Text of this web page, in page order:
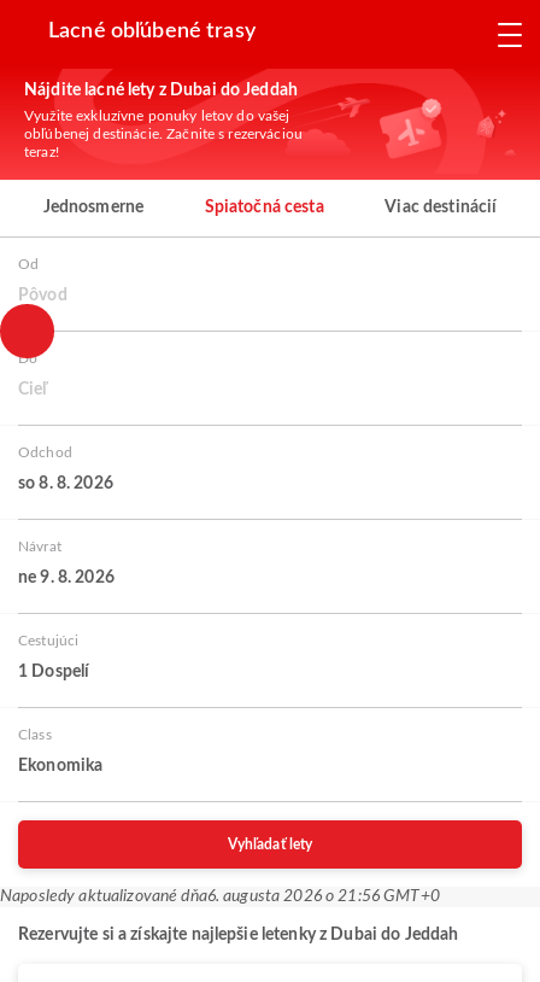
Lacné obľúbené trasy
Nájdite lacné lety z Dubai do Jeddah
Využite exkluzívne ponuky letov do vašej
obľúbenej destinácie. Začnite s rezerváciou
teraz!
Jednosmerne Spiatočná cesta Viac destinácií
Od
Pôvod
Do
Cieľ
Odchod
so 8. 8. 2026
Návrat
ne 9. 8. 2026
Cestujúci
1 Dospelí
Class
Ekonomika
Vyhľadať lety
Naposledy aktualizované dňa6. augusta 2026 o 21:56 GMT+0
Rezervujte si a získajte najlepšie letenky z Dubai do Jeddah